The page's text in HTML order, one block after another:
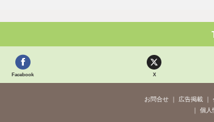
Facebook X
お問合せ 広告掲載
個人